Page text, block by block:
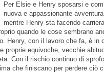
Per Elsie e Henry sposarsi e
nuova e appassionante
mentre Henry sta facendo
quando le cose sembrano
Henry, con il lavoro che fa, è
proprie equivoche, vecchie
Con il rischio continuo di
che finiscano per perdere ciò